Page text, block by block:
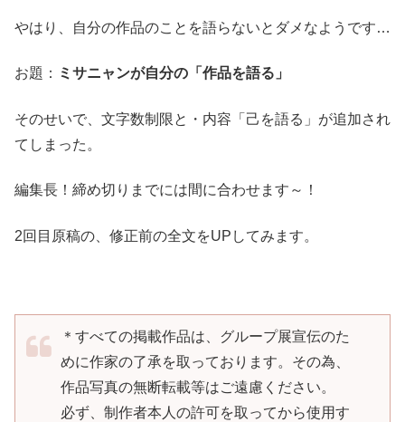
やはり、自分の作品のことを語らないとダメなようです…
お題： ミサニャンが自分の「作品を語る」
そのせいで、文字数制限と・内容「己を語る」が追加され
てしまった。
編集長！締め切りまでには間に合わせます～！
2回目原稿の、修正前の全文をUPしてみます。
＊すべての掲載作品は、グループ展宣伝のた
めに作家の了承を取っております。その為、
作品写真の無断転載等はご遠慮ください。
必ず、制作者本人の許可を取ってから使用す